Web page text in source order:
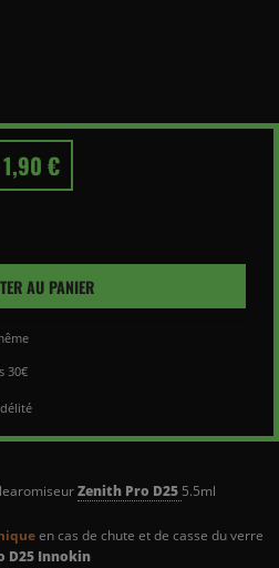
Zenith Pro D25 5.5ml
en cas de chute et de casse du verre
D25 Innokin
1,90 €
AU PANIER
30€